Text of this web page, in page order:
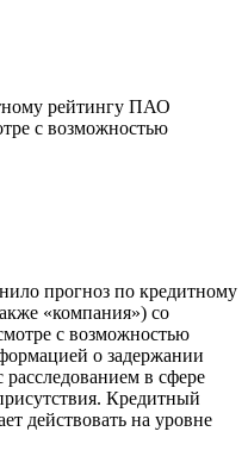
рейтингу ПАО
с возможностью
прогноз по кредитному
«компания») со
с возможностью
о задержании
в сфере
Кредитный
действовать на уровне